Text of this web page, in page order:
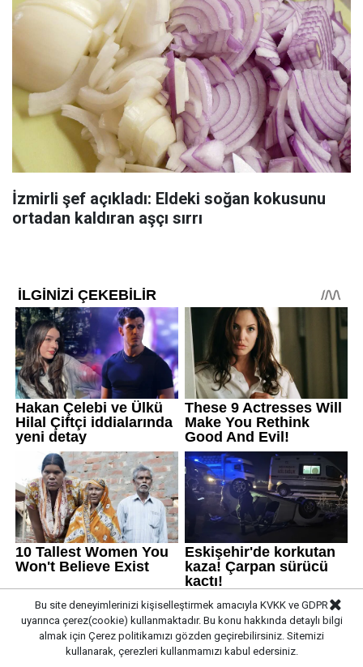
İzmirli şef açıkladı: Eldeki soğan kokusunu
ortadan kaldıran aşçı sırrı
Bu site deneyimlerinizi kişiselleştirmek amacıyla KVKK ve GDPR
uyarınca çerez(cookie) kullanmaktadır. Bu konu hakkında detaylı bilgi
almak için Çerez politikamızı gözden geçirebilirsiniz. Sitemizi
kullanarak, çerezleri kullanmamızı kabul edersiniz.